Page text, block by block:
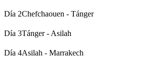
Día 2Chefchaouen - Tánger
Día 3Tánger - Asilah
Día 4Asilah - Marrakech